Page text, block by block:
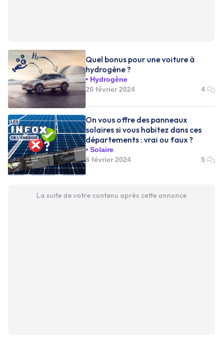
Quel bonus pour une voiture à
hydrogène ?
Hydrogène
20 février 2024
4
On vous offre des panneaux
solaires si vous habitez dans ces
départements : vrai ou faux ?
Solaire
6 février 2024
5
La suite de votre contenu après cette annonce